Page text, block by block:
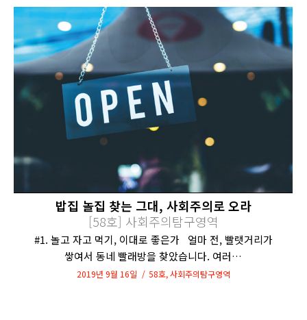
밥집 놀집 찾는 그대, 사회주의로 오라
[58호] 사회주의탐구영역
#1. 놀고 자고 먹기, 이대로 좋은가 얼마 전, 빨랫거리가
쌓여서 동네 빨래방을 찾았습니다. 여러…
2019년 9월 16일 58호,사회주의탐구영역